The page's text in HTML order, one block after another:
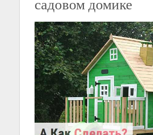
садовом домике